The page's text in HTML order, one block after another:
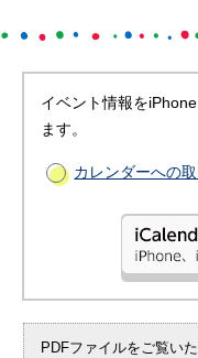
イベント情報を
ます。
カレンダーへの
PDFファイルをご覧い